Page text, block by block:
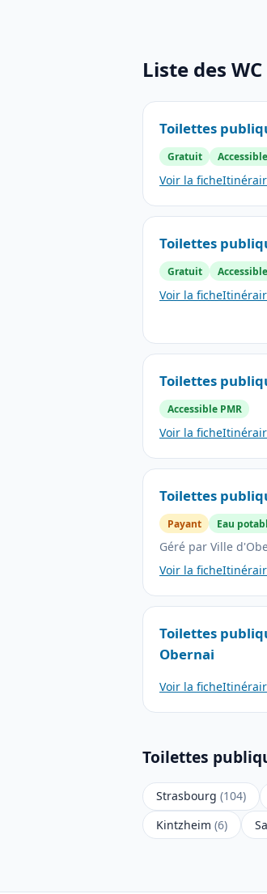
Liste des
Toilettes
Gratuit
Voir la fiche
Toilettes
Gratuit
Voir la fiche
Toilettes
Accessible PMR
Voir la fiche
Toilettes
Payant Eau
Géré par Ville
Voir la fiche
Toilettes
Obernai
Voir la fiche
Toilettes
Strasbourg (104)
Kintzheim (6)